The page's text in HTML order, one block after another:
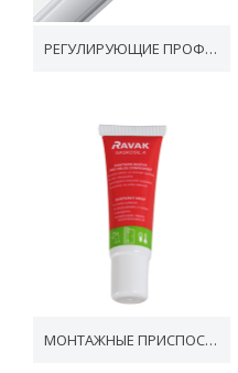
РЕГУЛИРУЮЩИЕ ПРОФИЛИ
МОНТАЖНЫЕ ПРИСПОСОБЛЕНИЯ